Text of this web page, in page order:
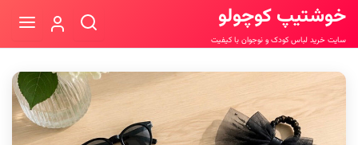
خوشتیپ کوچولو
سایت خرید لباس کودک و نوجوان با کیفیت